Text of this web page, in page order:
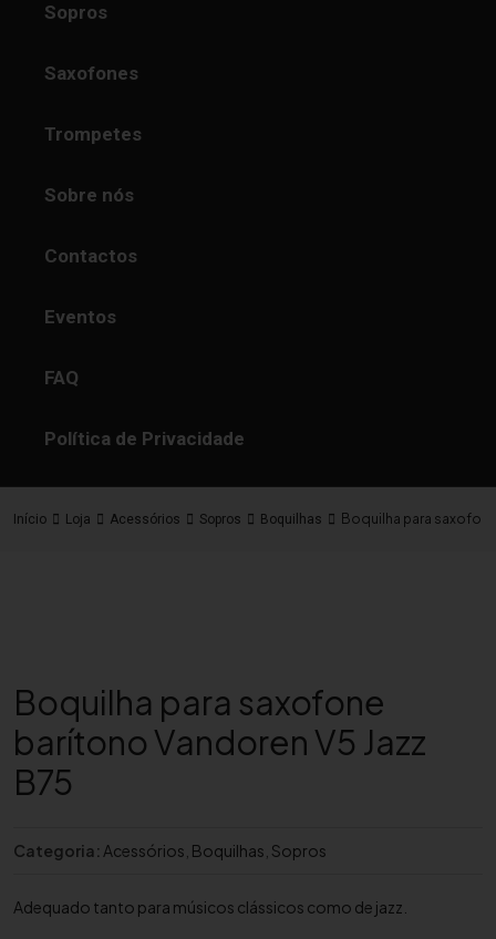
Sopros
Saxofones
Trompetes
Sobre nós
Contactos
Eventos
FAQ
Política de Privacidade
Início Loja Acessórios Sopros Boquilhas Boquilha para
Boquilha para saxofone
barítono Vandoren V5 Jazz
B75
Categoria: Acessórios Boquilhas Sopros
Adequado tanto para músicos clássicos como de jazz.